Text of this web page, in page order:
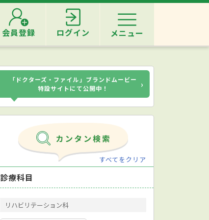
会員登録 ログイン メニュー
「ドクターズ・ファイル」ブランドムービー
特設サイトにて公開中！
›
すべてをクリア
診療科目
リハビリテーション科